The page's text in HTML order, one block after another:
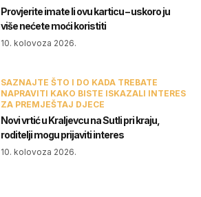
Provjerite imate li ovu karticu – uskoro ju
više nećete moći koristiti
10. kolovoza 2026.
SAZNAJTE ŠTO I DO KADA TREBATE
NAPRAVITI KAKO BISTE ISKAZALI INTERES
ZA PREMJEŠTAJ DJECE
Novi vrtić u Kraljevcu na Sutli pri kraju,
roditelji mogu prijaviti interes
10. kolovoza 2026.